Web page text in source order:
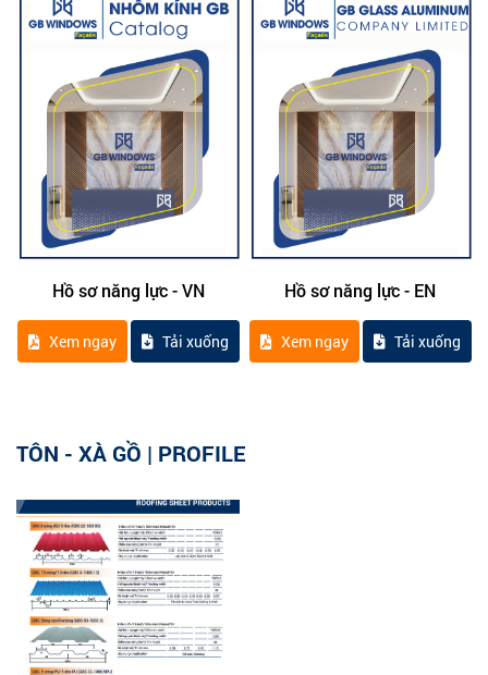
Hồ sơ năng lực - VN
Xem ngay Tải xuống
Hồ sơ năng lực - EN
Xem ngay Tải xuống
TÔN - XÀ GỒ | PROFILE